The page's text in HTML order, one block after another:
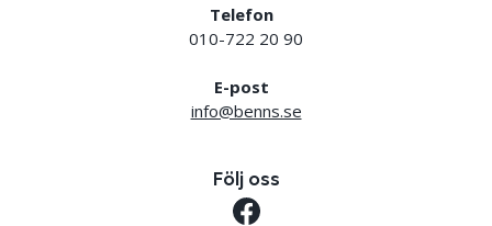
Telefon
010-722 20 90
E-post
info@benns.se
Följ oss